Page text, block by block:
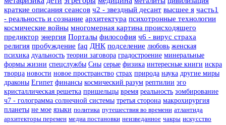
краткие описания сеансов ч2 - звездный десант высшее я часть1
- реальность и сознание архитектура психотронные технологии
космические войны многомерная картина происходящего
предиктор энергия Порталы философия ч6 - вирус страха
религия пробуждение faq ДНК подселение любовь женская
психика дуальность теории заговора градостроение минеральные
формы жизни спецслужбы Сны серые физика интересные книги искра
творца новости новое пространство страх природа наука другие миры
драконы Египет финансы космический разум рептилии эго
кристаллическая решетка пришельцы время реальность зомбирование
ч7 - голограмма солнечной системы третья сторона макрохирургия
планеты не мое языки политика путешествия во времени атлантида
архитекторы перемен медиа постановки неизведанное чакры искусство